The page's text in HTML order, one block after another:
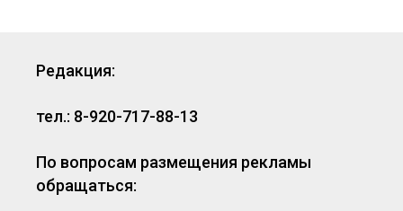
Редакция:
тел.: 8-920-717-88-13
По вопросам размещения рекламы
обращаться: